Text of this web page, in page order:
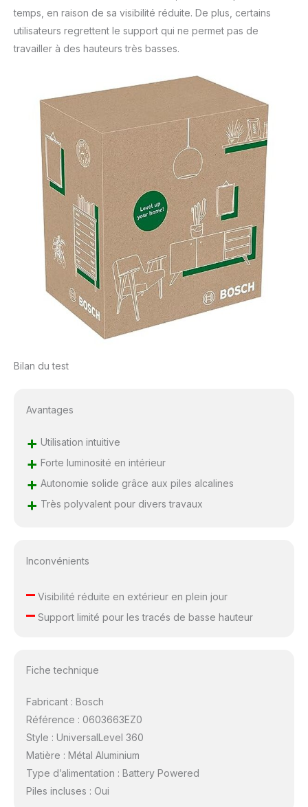
temps, en raison de sa visibilité réduite. De plus, certains
utilisateurs regrettent le support qui ne permet pas de
travailler à des hauteurs très basses.
Bilan du test
Avantages
+ Utilisation intuitive
+ Forte luminosité en intérieur
+ Autonomie solide grâce aux piles alcalines
+ Très polyvalent pour divers travaux
Inconvénients
–Visibilité réduite en extérieur en plein jour
–Support limité pour les tracés de basse hauteur
Fiche technique
Fabricant : Bosch
Référence : 0603663EZ0
Style : UniversalLevel 360
Matière : Métal Aluminium
Type d’alimentation : Battery Powered
Piles incluses : Oui